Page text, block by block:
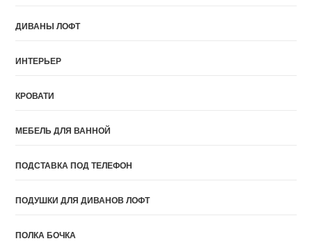
ДИВАНЫ ЛОФТ
ИНТЕРЬЕР
КРОВАТИ
МЕБЕЛЬ ДЛЯ ВАННОЙ
ПОДСТАВКА ПОД ТЕЛЕФОН
ПОДУШКИ ДЛЯ ДИВАНОВ ЛОФТ
ПОЛКА БОЧКА